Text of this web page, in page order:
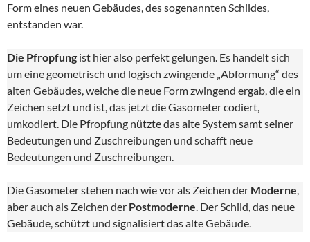
Form eines neuen Gebäudes, des sogenannten Schildes,
entstanden war.
Die Pfropfung ist hier also perfekt gelungen. Es handelt sich
um eine geometrisch und logisch zwingende „Abformung“ des
alten Gebäudes, welche die neue Form zwingend ergab, die ein
Zeichen setzt und ist, das jetzt die Gasometer codiert,
umkodiert. Die Pfropfung nützte das alte System samt seiner
Bedeutungen und Zuschreibungen und schafft neue
Bedeutungen und Zuschreibungen.
Die Gasometer stehen nach wie vor als Zeichen der Moderne,
aber auch als Zeichen der Postmoderne. Der Schild, das neue
Gebäude, schützt und signalisiert das alte Gebäude.